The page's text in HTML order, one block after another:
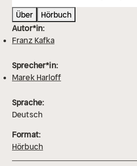
Über
Hörbuch
Autor*in:
Franz Kafka
Sprecher*in:
Marek Harloff
Sprache:
Deutsch
Format:
Hörbuch